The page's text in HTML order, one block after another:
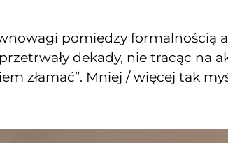
pomiędzy formalnością
dekady, nie tracąc na
złamać”. Mniej / więcej tak